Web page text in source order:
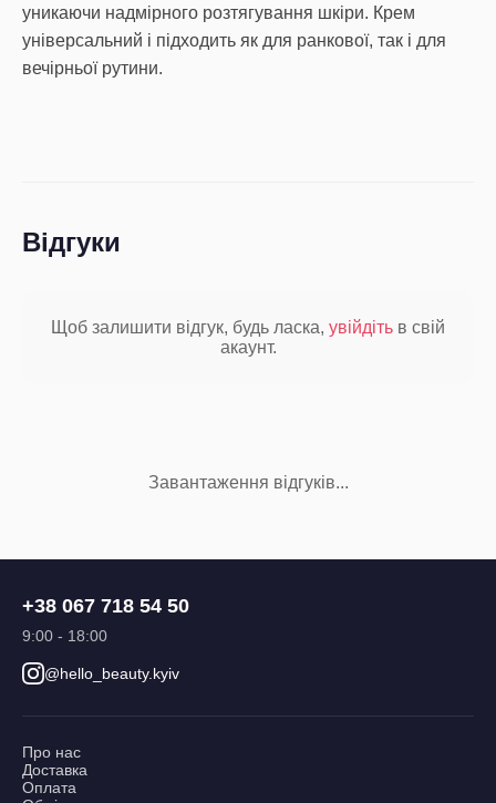
уникаючи надмірного розтягування шкіри. Крем
універсальний і підходить як для ранкової, так і для
вечірньої рутини.
Відгуки
Щоб залишити відгук, будь ласка, увійдіть в свій
акаунт.
Завантаження відгуків...
+38 067 718 54 50
9:00 - 18:00
@hello_beauty.kyiv
Про нас
Доставка
Оплата